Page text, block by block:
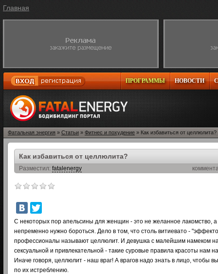
Главная
НОВОСТИ
ПРОГРАММЫ
Фатальная энергия » Статьи » Фитнес и похудение » Как избавиться от целлюлита?
Как избавиться от целлюлита?
Разместил: fatalenergy
С некоторых пор апельсины для женщин - это не желанное лакомство,
непременно нужно бороться. Дело в том, что столь витиевато -
профессионалы называют целлюлит. И девушка с малейшим намеком на
сексуальной и привлекательной - такие суровые правила красоты нам
Иначе говоря, целлюлит - наш враг! А врагов надо знать в лицо, чтобы
по их истреблению.